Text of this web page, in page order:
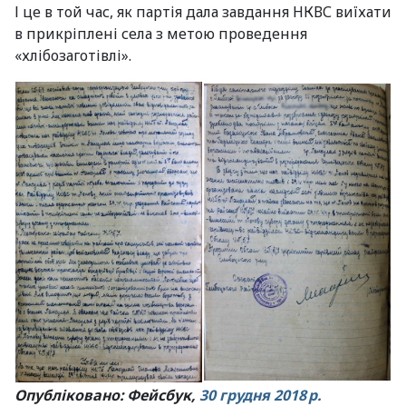
І це в той час, як партія дала завдання НКВС виїхати
в прикріплені села з метою проведення
«хлібозаготівлі».
Опубліковано: Фейсбук, 30 грудня 2018 р.